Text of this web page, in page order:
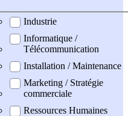
Industrie
Informatique /
Télécommunication
Installation / Maintenance
Marketing / Stratégie
commerciale
Ressources Humaines